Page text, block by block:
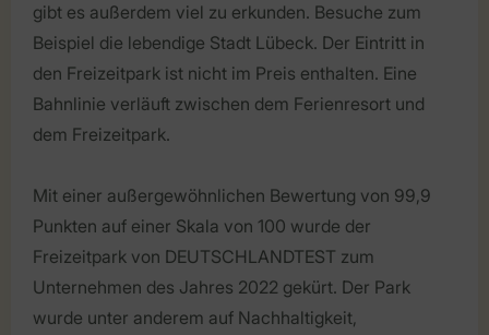
gibt es außerdem viel zu erkunden. Besuche zum
Beispiel die lebendige Stadt Lübeck. Der Eintritt in
den Freizeitpark ist nicht im Preis enthalten. Eine
Bahnlinie verläuft zwischen dem Ferienresort und
dem Freizeitpark.
Mit einer außergewöhnlichen Bewertung von 99,9
Punkten auf einer Skala von 100 wurde der
Freizeitpark von DEUTSCHLANDTEST zum
Unternehmen des Jahres 2022 gekürt. Der Park
wurde unter anderem auf Nachhaltigkeit,